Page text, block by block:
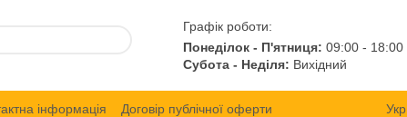
Графік роботи:
Понеділок - П'ятниця: 09:00 - 18:00
Субота - Неділя: Вихідний
інформація
Договір публічної оферти
Укр